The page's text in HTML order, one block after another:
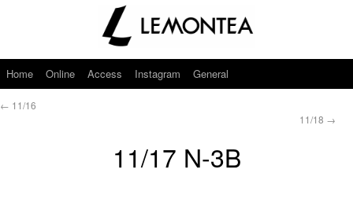
Home Online Access Instagram General
← 11/16
11/18 →
11/17 N-3B